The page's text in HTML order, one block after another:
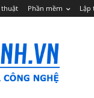
thuật Phần mềm Lập